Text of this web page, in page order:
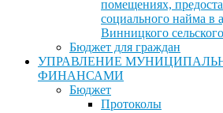
помещениях,
социального найма в
Винницкого
Бюджет для граждан
УПРАВЛЕНИЕ
ФИНАНСАМИ
Бюджет
Протоколы